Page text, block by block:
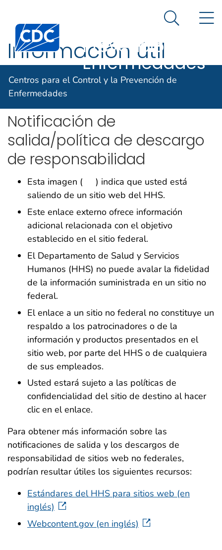
Centers for Disease Control and Prevention. CDC
Centros para el
Control y la
Prevención de
Enfermedades
Search
Centros para el Control y la Prevención de
Enfermedades
Información útil
Inglés (English)
Notificación de
salida/política de descargo
de responsabilidad
Esta imagen ( External
) indica que usted está
saliendo de un sitio web del HHS.
Este enlace externo ofrece información
adicional relacionada con el objetivo
establecido en el sitio federal.
El Departamento de Salud y Servicios
Humanos (HHS) no puede avalar la fidelidad
de la información suministrada en un sitio no
federal.
El enlace a un sitio no federal no constituye un
respaldo a los patrocinadores o de la
información y productos presentados en el
sitio web, por parte del HHS o de cualquiera
de sus empleados.
Usted estará sujeto a las políticas de
confidencialidad del sitio de destino al hacer
clic en el enlace.
Para obtener más información sobre las
notificaciones de salida y los descargos de
responsabilidad de sitios web no federales,
podrían resultar útiles los siguientes recursos:
Estándares del HHS para sitios web (en
inglés)
Webcontent.gov (en inglés)